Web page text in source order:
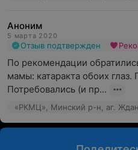
Аноним
5 марта 2020
Отзыв подтвержден
По рекомендации
мамы: катаракта обоих
Потребовались (и пр...
«РКМЦ», Минский р-н, аг.